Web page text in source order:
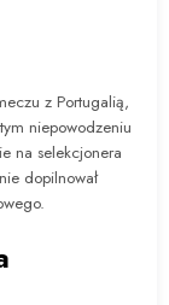
z Portugalią,
niepowodzeniu
na selekcjonera
dopilnował